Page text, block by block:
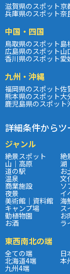
滋賀県のスポット京
兵庫県のスポット奈
中国・四国
鳥取県のスポット島
広島県のスポット山
香川県のスポット愛
九州・沖縄
福岡県のスポット佐
熊本県のスポット大
鹿児島県のスポット
詳細条件から
ジャンル
絶景スポット 絶
山｜高原 湖
道の駅 お
温泉 文
商業施設 ソ
夜景 イ
美術館｜資料館 海
キャンプ場 ス
動植物園 お
お酒 ラ
東西南北の端
全ての端 日
北海道4端 本
九州4端